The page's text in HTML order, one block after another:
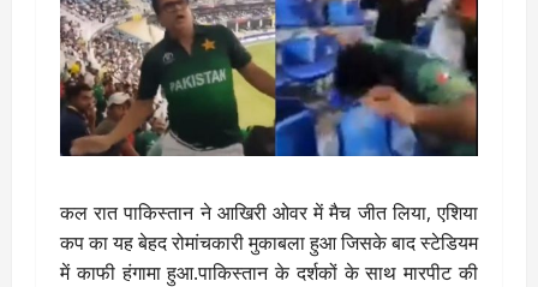
कल रात पाकिस्तान ने आखिरी ओवर में मैच जीत लिया, एशिया
कप का यह बेहद रोमांचकारी मुकाबला हुआ जिसके बाद स्टेडियम
में काफी हंगामा हुआ.पाकिस्तान के दर्शकों के साथ मारपीट की